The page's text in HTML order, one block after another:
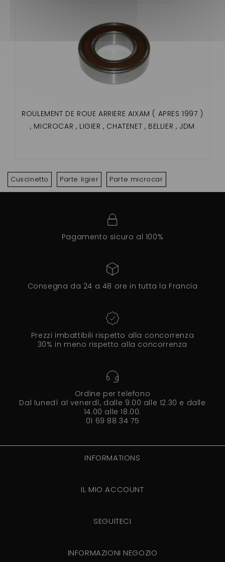
ROULEMENT DE ROUE ARRIERE AIXAM ( APRES 1997 )
, MICROCAR , LIGIER , CHATENET , BELLIER , JDM
Cuscinetto Parte ligier Parte microcar
Pagamento sicuro al 100%
Consegna da 24 a 48 ore in tutta la Francia
Prezzi imbattibili rispetto alla concorrenza
30% in meno rispetto alla concorrenza
Ordine per telefono
Dal lunedì al venerdì, dalle 9.00 alle 12.30 e dalle
14.00 alle 18.00.
01 69 88 34 75
INFORMATIONS
IL MIO ACCOUNT
SEGUITECI
INFORMAZIONI NEGOZIO